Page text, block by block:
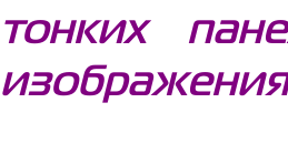
тонких